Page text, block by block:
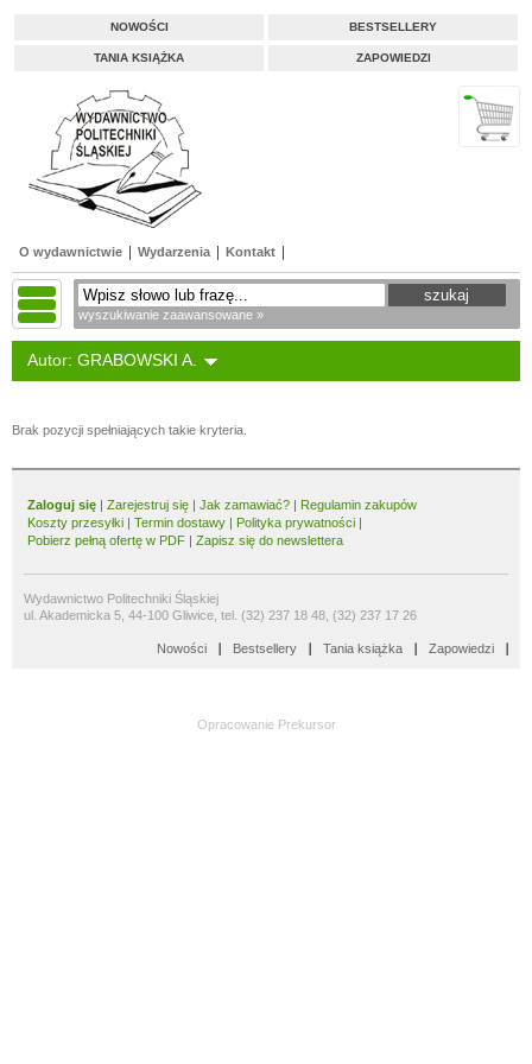
NOWOŚCI BESTSELLERY
TANIA KSIĄŻKA ZAPOWIEDZI
O wydawnictwie Wydarzenia Kontakt
wyszukiwanie zaawansowane »
Autor: GRABOWSKI A.
Brak pozycji spełniających takie kryteria.
Zaloguj się | Zarejestruj się | Jak zamawiać? | Regulamin zakupów
Koszty przesyłki | Termin dostawy | Polityka prywatności |
Pobierz pełną ofertę w PDF | Zapisz się do newslettera
Wydawnictwo Politechniki Śląskiej
ul. Akademicka 5, 44-100 Gliwice, tel. (32) 237 18 48, (32) 237 17 26
Nowości Bestsellery Tania książka Zapowiedzi
Opracowanie Prekursor